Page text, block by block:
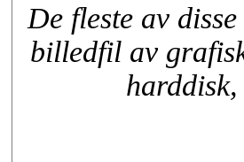
De fleste av
billedfil av